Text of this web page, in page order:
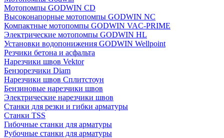
Мотопомпы GODWIN CD
Высоконапорные мотопомпы GODWIN NC
Компактные мотопомпы GODWIN VAC-PRIME
Электрические мотопомпы GODWIN HL
Установки водопонижения GODWIN Wellpoint
Резчики бетона и асфальта
Нарезчики швов Vektor
Бензорезчики Diam
Нарезчики швов Сплитстоун
Бензиновые нарезчики швов
Электрические нарезчики швов
Станки для резки и гибки арматуры
Станки TSS
Гибочные станки для арматуры
Рубочные станки для арматуры